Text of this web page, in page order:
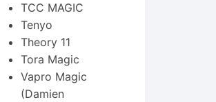
TCC MAGIC
Tenyo
Theory 11
Tora Magic
Vapro Magic
(Damien